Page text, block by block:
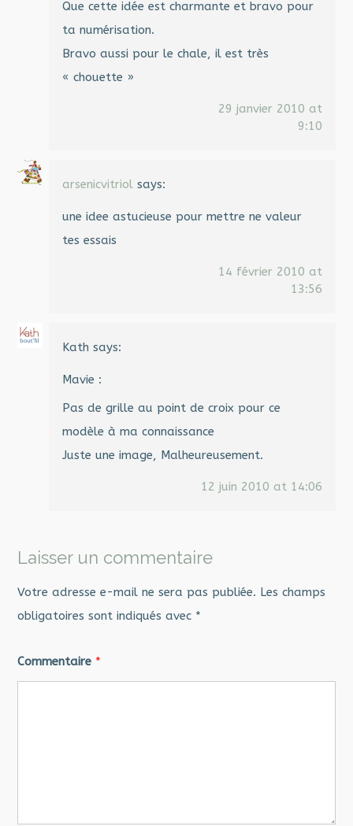
Que cette idée est charmante et bravo pour
ta numérisation.
Bravo aussi pour le chale, il est très
« chouette »
29 janvier 2010 at
9:10
arsenicvitriol says:
une idee astucieuse pour mettre ne valeur
tes essais
14 février 2010 at
13:56
Kath says:
Mavie :
Pas de grille au point de croix pour ce
modèle à ma connaissance
Juste une image, Malheureusement.
12 juin 2010 at 14:06
Laisser un commentaire
Votre adresse e-mail ne sera pas publiée. Les champs
obligatoires sont indiqués avec *
Commentaire *